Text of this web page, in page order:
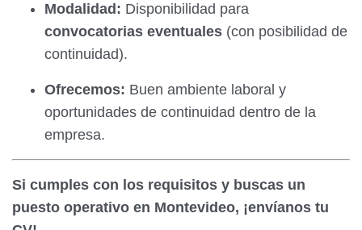
Modalidad: Disponibilidad para
convocatorias eventuales (con posibilidad de
continuidad).
Ofrecemos: Buen ambiente laboral y
oportunidades de continuidad dentro de la
empresa.
Si cumples con los requisitos y buscas un
puesto operativo en Montevideo, ¡envíanos tu